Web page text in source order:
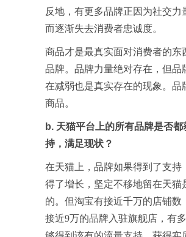
反地，有更多品牌正因为社交力
而逐渐失去消费者忠诚度。
商品才是最真实面对消费者的东
品牌。品牌力量绝对存在，但品
在减弱也是真实存在的现象。品
商品。
b. 天猫平台上的所有品牌是否都
持，满足现状？
在天猫上，品牌如果得到了支持
得了增长，坚定不移地留在天猫
的。但淘宝有接近千万的店铺数
接近9万的品牌入驻旗舰店，有